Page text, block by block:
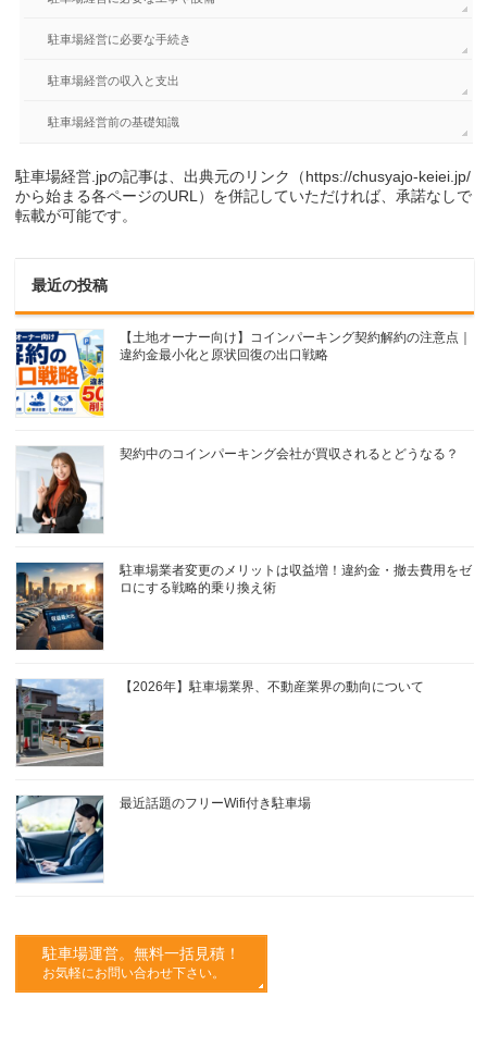
駐車場経営に必要な手続き
駐車場経営の収入と支出
駐車場経営前の基礎知識
駐車場経営.jpの記事は、出典元のリンク（https://chusyajo-keiei.jp/
から始まる各ページのURL）を併記していただければ、承諾なしで
転載が可能です。
最近の投稿
【土地オーナー向け】コインパーキング契約解約の注意点｜
違約金最小化と原状回復の出口戦略
契約中のコインパーキング会社が買収されるとどうなる？
駐車場業者変更のメリットは収益増！違約金・撤去費用をゼ
ロにする戦略的乗り換え術
【2026年】駐車場業界、不動産業界の動向について
最近話題のフリーWifi付き駐車場
駐車場運営。無料一括見積！
お気軽にお問い合わせ下さい。